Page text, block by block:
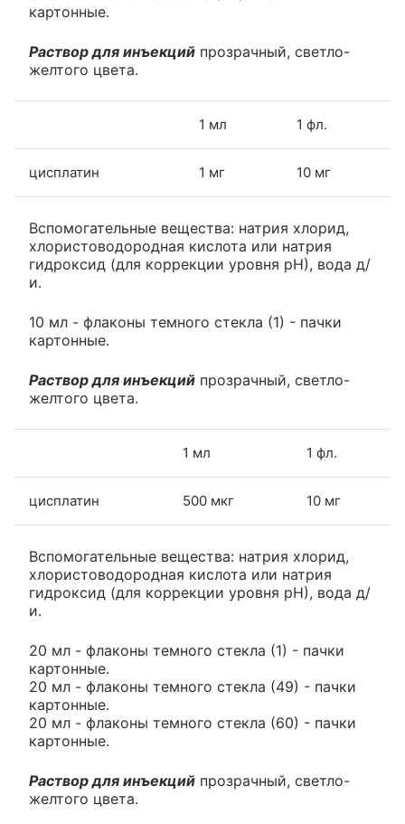
картонные.
Раствор для инъекций прозрачный, светло-
желтого цвета.
1 мл 1 фл.
цисплатин 1 мг 10 мг
Вспомогательные вещества: натрия хлорид,
хлористоводородная кислота или натрия
гидроксид (для коррекции уровня рН), вода д/
и.
10 мл - флаконы темного стекла (1) - пачки
картонные.
Раствор для инъекций прозрачный, светло-
желтого цвета.
1 мл 1 фл.
цисплатин 500 мкг 10 мг
Вспомогательные вещества: натрия хлорид,
хлористоводородная кислота или натрия
гидроксид (для коррекции уровня рН), вода д/
и.
20 мл - флаконы темного стекла (1) - пачки
картонные.
20 мл - флаконы темного стекла (49) - пачки
картонные.
20 мл - флаконы темного стекла (60) - пачки
картонные.
Раствор для инъекций прозрачный, светло-
желтого цвета.